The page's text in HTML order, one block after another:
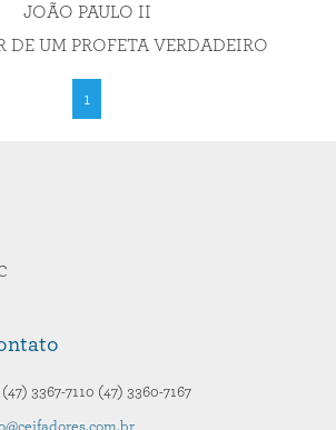
JOÃO PAULO II
DE UM PROFETA VERDADEIRO
1
47 3367-7110 47 3360-7167